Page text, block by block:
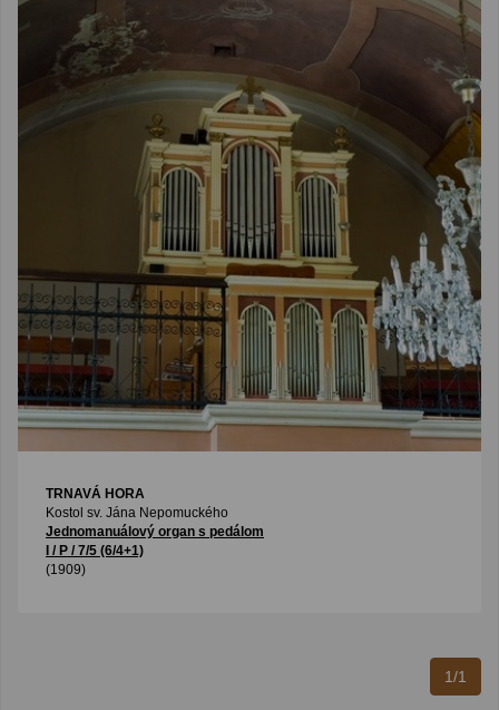
TRNAVÁ HORA
Kostol sv. Jána Nepomuckého
Jednomanuálový organ s pedálom
I / P / 7/5 (6/4+1)
(1909)
1/1